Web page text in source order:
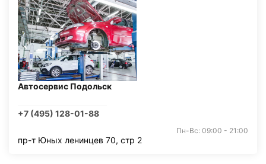
Автосервис Подольск
+7 (495) 128-01-88
Пн-Вс: 09:00 - 21:00
пр-т Юных ленинцев 70, стр 2